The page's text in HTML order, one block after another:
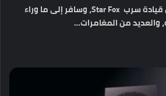
في شهر يونيو هذا، تولَ قيادة سرب Star Fox، وسافر إلى ما وراء